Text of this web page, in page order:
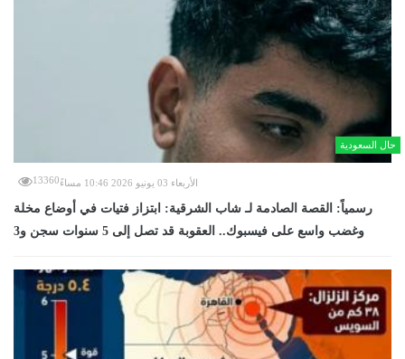
حال السعودية
الأربعاء 03 يونيو 2026 10:46 مساءً 13360
رسمياً: القصة الصادمة لـ شاب الشرقية: ابتزاز فتيات في أوضاع مخلة
وغضب واسع على فيسبوك.. العقوبة قد تصل إلى 5 سنوات سجن و3